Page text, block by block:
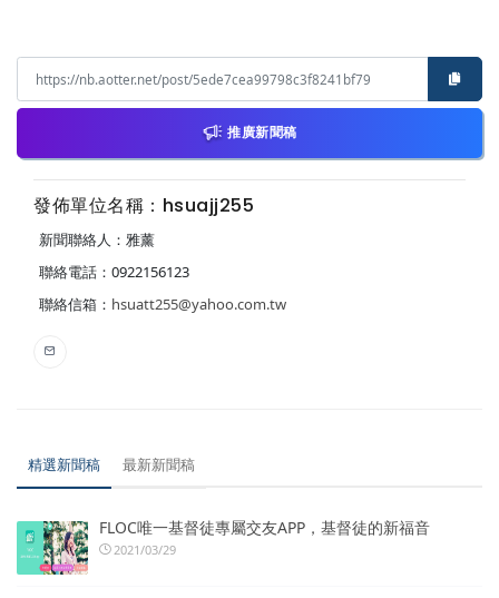
推廣新聞稿
發佈單位名稱：hsuajj255
新聞聯絡人：雅薰
聯絡電話：0922156123
聯絡信箱： hsuatt255@yahoo.com.tw
精選新聞稿 最新新聞稿
FLOC唯一基督徒專屬交友APP，基督徒的新福音
2021/03/29